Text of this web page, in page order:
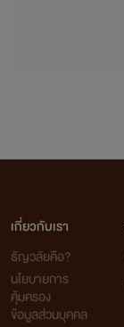
เกี่ยวกับเรา
ธัญวลัยคือ?
นโยบายการ
คุ้มครอง
ข้อมูลส่วนบุคคล